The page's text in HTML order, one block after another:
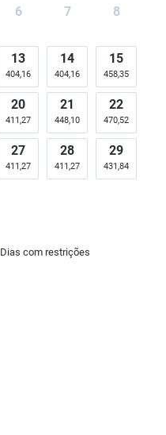
6 7 8
13
404,16
14
404,16
15
458,35
20
411,27
21
448,10
22
470,52
27
411,27
28
411,27
29
431,84
Dias com restrições